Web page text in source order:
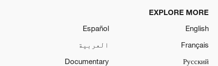
EXPLORE MORE
English
Español
Français
العربية
Русский
Documentary